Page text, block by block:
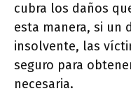
cubra los daños
esta manera, si un
insolvente, las
seguro para
necesaria.